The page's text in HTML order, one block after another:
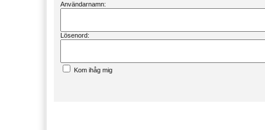
Användarnamn:
Lösenord:
Kom ihåg mig